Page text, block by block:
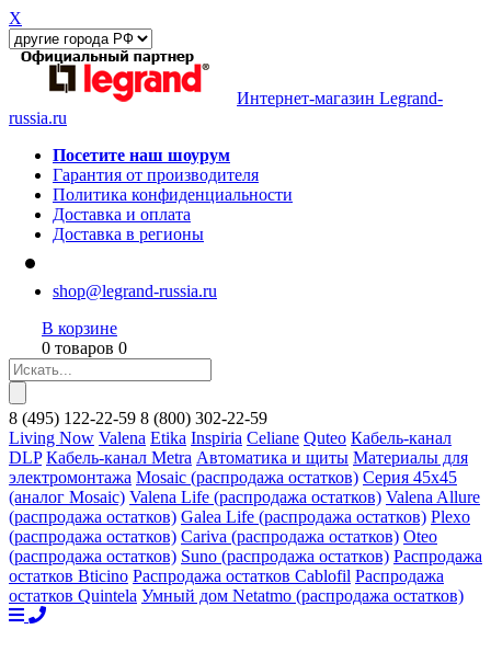
X
Интернет-магазин Legrand-
russia.ru
Посетите наш шоурум
Гарантия от производителя
Политика конфиденциальности
Доставка и оплата
Доставка в регионы
shop@legrand-russia.ru
В корзине
0 товаров 0
8 (495) 122-22-59 8 (800) 302-22-59
Living Now Valena Etika Inspiria Celiane Quteo Кабель-канал
DLP Кабель-канал Metra Автоматика и щиты Материалы для
электромонтажа Mosaic (распродажа остатков) Серия 45х45
(аналог Mosaic) Valena Life (распродажа остатков) Valena Allure
(распродажа остатков) Galea Life (распродажа остатков) Plexo
(распродажа остатков) Cariva (распродажа остатков) Oteo
(распродажа остатков) Suno (распродажа остатков) Распродажа
остатков Bticino Распродажа остатков Cablofil Распродажа
остатков Quintela Умный дом Netatmo (распродажа остатков)